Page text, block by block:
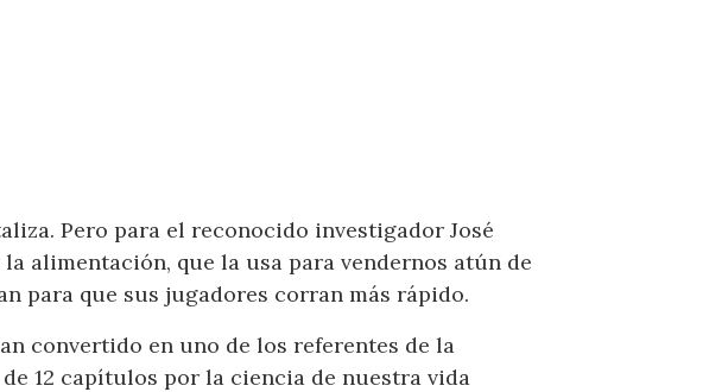
Pero para el reconocido investigador José
alimentación, que la usa para vendernos atún de
para que sus jugadores corran más rápido.
convertido en uno de los referentes de la
12 capítulos por la ciencia de nuestra vida